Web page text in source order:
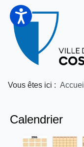
Vous êtes ici : Accueil
Calendrier